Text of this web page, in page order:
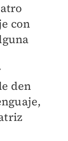
con
den